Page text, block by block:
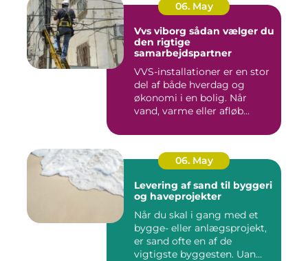
06. May
Vvs viborg sådan vælger du
den rigtige
samarbejdspartner
VVS-installationer er en stor
del af både hverdag og
økonomi i en bolig. Når
vand, varme eller afløb...
06. May
Levering af sand til byggeri
og haveprojekter
Når du skal i gang med et
bygge- eller anlægsprojekt,
er sand ofte en af de
vigtigste byggesten. Uan...